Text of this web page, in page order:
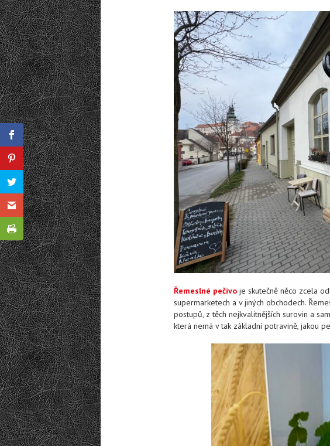
Řemeslné pečivo je skutečně něco zcela
supermarketech a v jiných obchodech.
postupů, z těch nejkvalitnějších surovin a
která nemá v tak základní potravině, jakou